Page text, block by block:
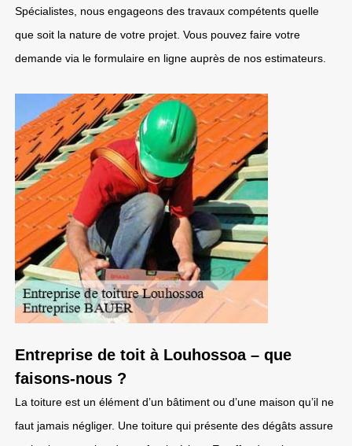
Spécialistes, nous engageons des travaux compétents quelle
que soit la nature de votre projet. Vous pouvez faire votre
demande via le formulaire en ligne auprès de nos estimateurs.
Entreprise de toit à Louhossoa – que
faisons-nous ?
La toiture est un élément d’un bâtiment ou d’une maison qu’il ne
faut jamais négliger. Une toiture qui présente des dégâts assure